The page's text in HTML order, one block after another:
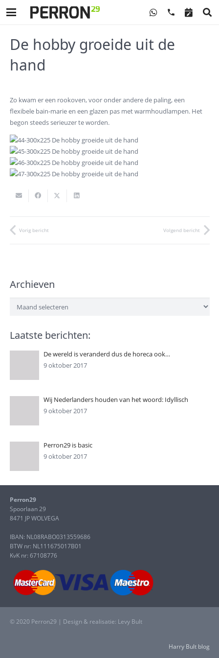
phone
De hobby groeide uit de
hand
Zo kwam er een rookoven, voor onder andere de paling, een
flexibele bain-marie en een glazen pas met warmhoudlampen. Het
begon steeds serieuzer te worden.
Vorig bericht Volgend bericht
Archieven
Archieven
Laatste berichten:
De wereld is veranderd dus de horeca ook…
9 oktober 2017
Wij Nederlanders houden van het woord: Idyllisch
9 oktober 2017
Perron29 is basic
9 oktober 2017
Perron29
Spoorlaan 29
8471 JP WOLVEGA
IBAN: NL08RABO0313559686
BTW nr: NL111675017B01
KvK nr: 67108776
© 2020 Perron29 | Design & realisatie: Levy Bult
Harry Bult blog